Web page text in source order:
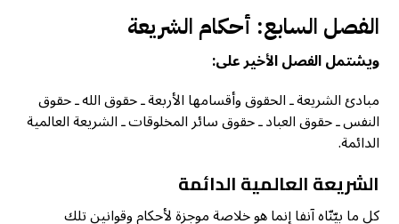
الفصل السابع: أحكام الشريعة
ويشتمل الفصل الأخير على:
مبادئ الشريعة ـ الحقوق وأقسامها الأربعة ـ حقوق الله ـ حقوق
النفس ـ حقوق العباد ـ حقوق سائر المخلوقات ـ الشريعة العالمية
الدائمة.
الشريعة العالمية الدائمة
كل ما بيّنّاه آنفا إنما هو خلاصة موجزة لأحکام وقوانين تلك